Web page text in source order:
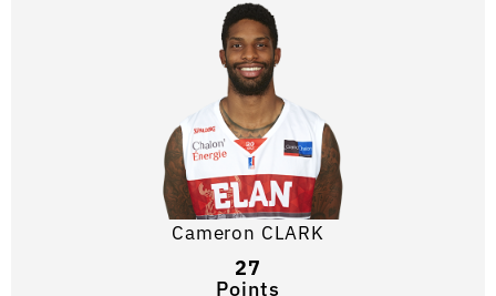
Cameron CLARK
27
Points